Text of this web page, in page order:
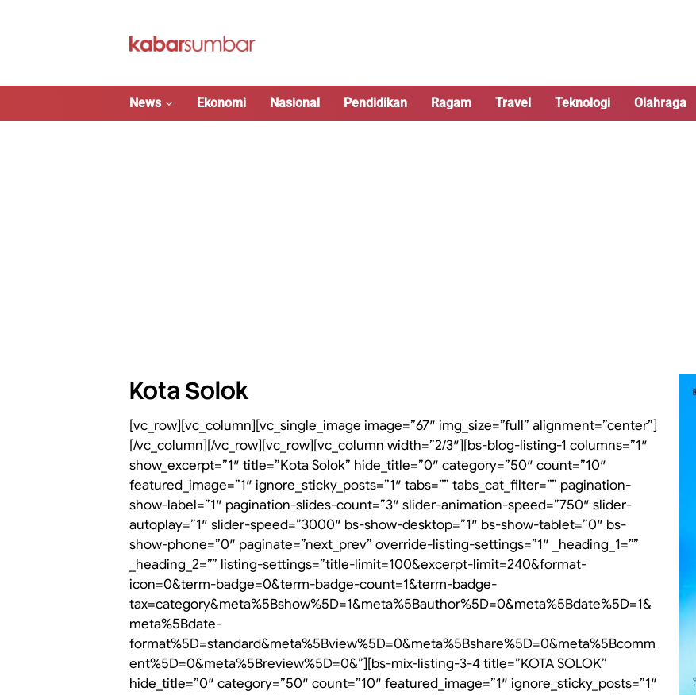
News Ekonomi Nasional Pendidikan Ragam Travel Teknologi Olahraga
Kota Solok
[vc_row][vc_column][vc_single_image image=”67″ img_size=”full” alignment=”center”]
[/vc_column][/vc_row][vc_row][vc_column width=”2/3″][bs-blog-listing-1 columns=”1″
show_excerpt=”1″ title=”Kota Solok” hide_title=”0″ category=”50″ count=”10″
featured_image=”1″ ignore_sticky_posts=”1″ tabs=”” tabs_cat_filter=”” pagination-
show-label=”1″ pagination-slides-count=”3″ slider-animation-speed=”750″ slider-
autoplay=”1″ slider-speed=”3000″ bs-show-desktop=”1″ bs-show-tablet=”0″ bs-
show-phone=”0″ paginate=”next_prev” override-listing-settings=”1″ _heading_1=””
_heading_2=”” listing-settings=”title-limit=100&excerpt-limit=240&format-
icon=0&term-badge=0&term-badge-count=1&term-badge-
tax=category&meta%5Bshow%5D=1&meta%5Bauthor%5D=0&meta%5Bdate%5D=1&
meta%5Bdate-
format%5D=standard&meta%5Bview%5D=0&meta%5Bshare%5D=0&meta%5Bcomm
ent%5D=0&meta%5Breview%5D=0&”][bs-mix-listing-3-4 title=”KOTA SOLOK”
hide_title=”0″ category=”50″ count=”10″ featured_image=”1″ ignore_sticky_posts=”1″